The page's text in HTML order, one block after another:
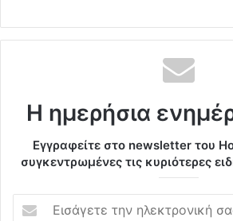
Η ημερήσια
Εγγραφείτε στο newsletter του
συγκεντρωμένες τις κυριότερες